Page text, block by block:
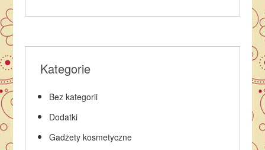
Kategorie
Bez kategorii
Dodatki
Gadżety kosmetyczne